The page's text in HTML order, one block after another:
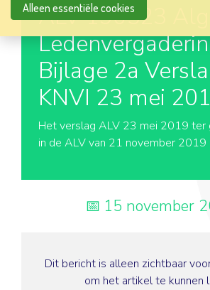
ALV 190523
Bijlage 2a
KNVI 23 mei
Het verslag ALV 23 mei 2019 ter
in de ALV van 21 november 2019
15 november
Dit bericht is alleen zichtbaar
om het artikel te kunnen
Alleen essentiële cookies